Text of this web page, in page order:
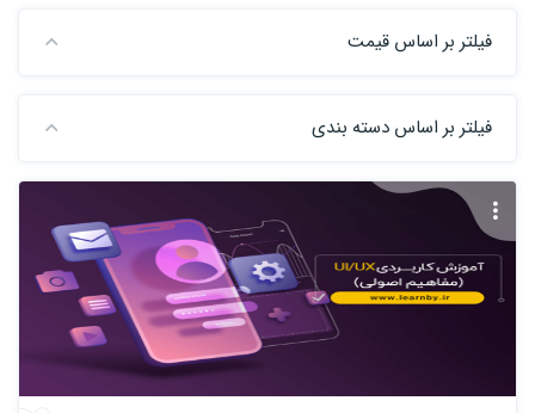
فیلتر بر اساس قیمت
فیلتر بر اساس دسته بندی